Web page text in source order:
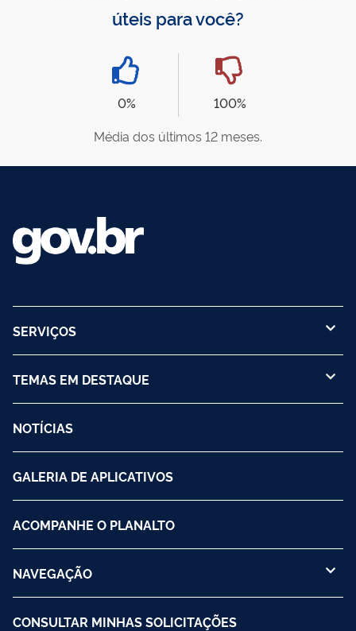
úteis para você?
0%
100%
Média dos últimos 12 meses.
SERVIÇOS
TEMAS EM DESTAQUE
NOTÍCIAS
GALERIA DE APLICATIVOS
ACOMPANHE O PLANALTO
NAVEGAÇÃO
CONSULTAR MINHAS SOLICITAÇÕES